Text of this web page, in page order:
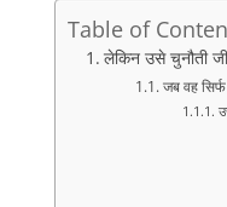
Table of
लेकिन उसे चुनौती
जब वह